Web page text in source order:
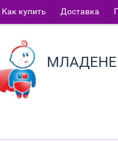
Как купить Доставка